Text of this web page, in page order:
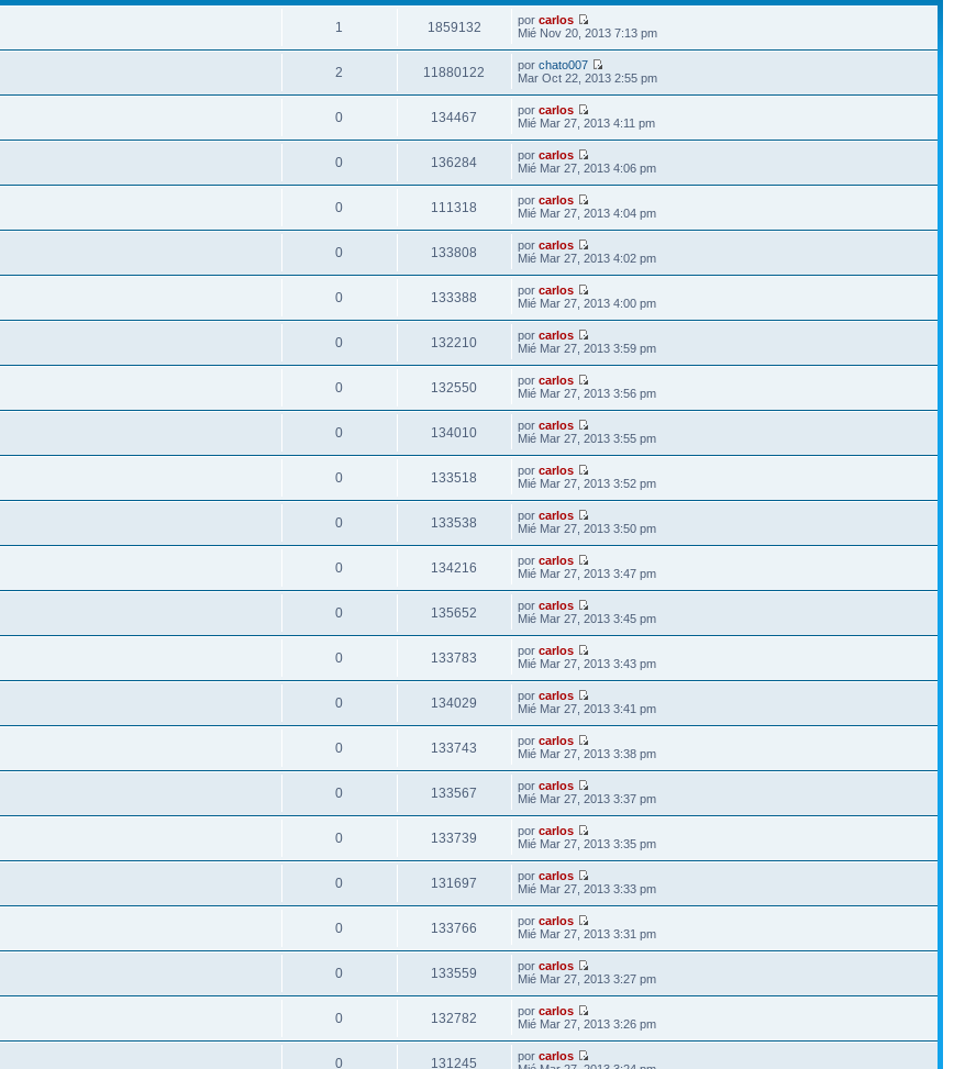
1 1859132 porcarlos
Mié Nov 20, 2013 7:13 pm
2 11880122 porchato007
Mar Oct 22, 2013 2:55 pm
0 134467 porcarlos
Mié Mar 27, 2013 4:11 pm
0 136284 porcarlos
Mié Mar 27, 2013 4:06 pm
0 111318 porcarlos
Mié Mar 27, 2013 4:04 pm
0 133808 porcarlos
Mié Mar 27, 2013 4:02 pm
0 133388 porcarlos
Mié Mar 27, 2013 4:00 pm
0 132210 porcarlos
Mié Mar 27, 2013 3:59 pm
0 132550 porcarlos
Mié Mar 27, 2013 3:56 pm
0 134010 porcarlos
Mié Mar 27, 2013 3:55 pm
0 133518 porcarlos
Mié Mar 27, 2013 3:52 pm
0 133538 porcarlos
Mié Mar 27, 2013 3:50 pm
0 134216 porcarlos
Mié Mar 27, 2013 3:47 pm
0 135652 porcarlos
Mié Mar 27, 2013 3:45 pm
0 133783 porcarlos
Mié Mar 27, 2013 3:43 pm
0 134029 porcarlos
Mié Mar 27, 2013 3:41 pm
0 133743 porcarlos
Mié Mar 27, 2013 3:38 pm
0 133567 porcarlos
Mié Mar 27, 2013 3:37 pm
0 133739 porcarlos
Mié Mar 27, 2013 3:35 pm
0 131697 porcarlos
Mié Mar 27, 2013 3:33 pm
0 133766 porcarlos
Mié Mar 27, 2013 3:31 pm
0 133559 porcarlos
Mié Mar 27, 2013 3:27 pm
0 132782 porcarlos
Mié Mar 27, 2013 3:26 pm
0 131245 porcarlos